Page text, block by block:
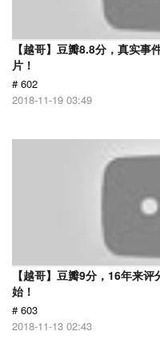
【越哥】豆瓣8.8分，真实
片！
# 602
2018-11-19 03:49
【越哥】豆瓣9分，16年来
始！
# 603
2018-11-13 02:43